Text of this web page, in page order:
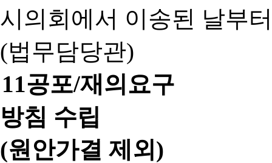
시의회에서 이송된 날부
(법무담당관)
11공포/재의요구
방침 수립
(원안가결 제외)